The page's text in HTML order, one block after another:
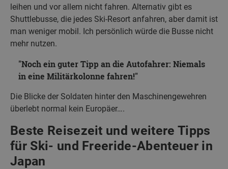
leihen und vor allem nicht fahren. Alternativ gibt es
Shuttlebusse, die jedes Ski-Resort anfahren, aber damit ist
man weniger mobil. Ich persönlich würde die Busse nicht
mehr nutzen.
Noch ein guter Tipp an die Autofahrer: Niemals
in eine Militärkolonne fahren!
Die Blicke der Soldaten hinter den Maschinengewehren
überlebt normal kein Europäer….
Beste Reisezeit und weitere Tipps
für Ski- und Freeride-Abenteuer in
Japan